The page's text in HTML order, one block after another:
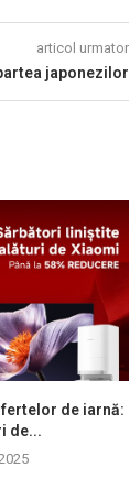
articol urmator
japonezilor
de iarnă:
de...